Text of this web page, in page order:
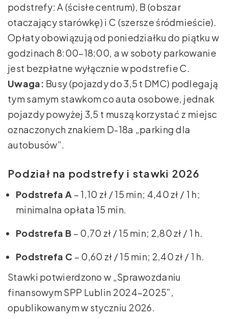
podstrefy: A (ścisłe centrum), B (obszar
otaczający starówkę) i C (szersze śródmieście).
Opłaty obowiązują od poniedziałku do piątku w
godzinach 8:00–18:00, a w soboty parkowanie
jest bezpłatne wyłącznie w podstrefie C.
Uwaga: Busy (pojazdy do 3,5 t DMC) podlegają
tym samym stawkom co auta osobowe, jednak
pojazdy powyżej 3,5 t muszą korzystać z miejsc
oznaczonych znakiem D-18a „parking dla
autobusów”.
Podział na podstrefy i stawki 2026
Podstrefa A – 1,10 zł / 15 min; 4,40 zł / 1 h;
minimalna opłata 15 min.
Podstrefa B – 0,70 zł / 15 min; 2,80 zł / 1 h.
Podstrefa C – 0,60 zł / 15 min; 2,40 zł / 1 h.
Stawki potwierdzono w „Sprawozdaniu
finansowym SPP Lublin 2024–2025”,
opublikowanym w styczniu 2026.